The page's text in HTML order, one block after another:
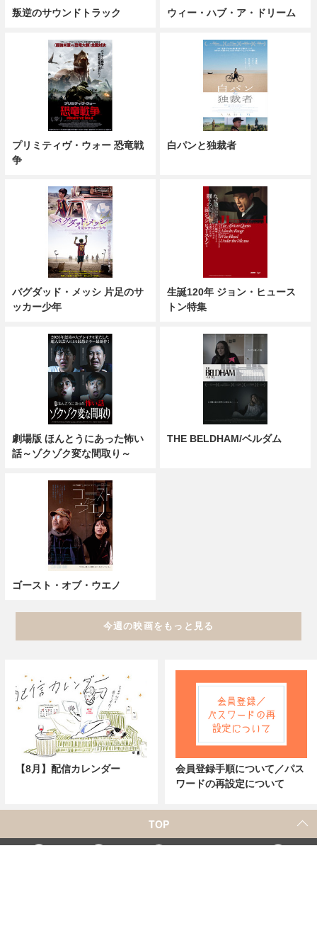
叛逆のサウンドトラック ウィー・ハブ・ア・ドリーム
プリミティヴ・ウォー 恐竜戦
争
白パンと独裁者
バグダッド・メッシ 片足のサ
ッカー少年
生誕120年 ジョン・ヒュース
トン特集
劇場版 ほんとうにあった怖い
話～ゾクゾク変な間取り～
THE BELDHAM/ベルダム
ゴースト・オブ・ウエノ
今週の映画をもっと見る
【8月】配信カレンダー
会員登録手順について／パス
ワードの再設定について
TOP